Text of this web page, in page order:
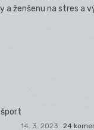
a ženšenu na stres a
14. 3. 2023 24